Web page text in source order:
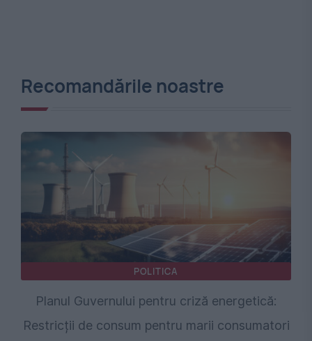
Recomandările noastre
POLITICA
Planul Guvernului pentru criză energetică:
Restricții de consum pentru marii consumatori